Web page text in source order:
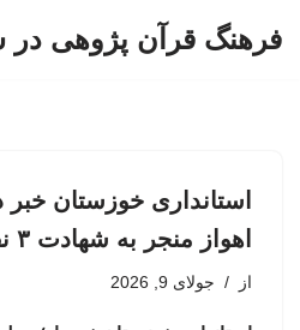
فرهنگ قرآن پژوهی در
استانداری خوزستان خبر
اهواز منجر به شهادت ۳ نفر شد
از جولای 9, 2026